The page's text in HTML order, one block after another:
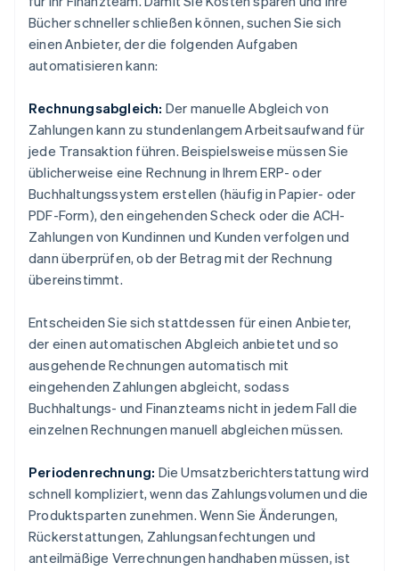
Bücher schneller schließen können, suchen Sie sich
einen Anbieter, der die folgenden Aufgaben
automatisieren kann:
Rechnungsabgleich: Der manuelle Abgleich von
Zahlungen kann zu stundenlangem Arbeitsaufwand für
jede Transaktion führen. Beispielsweise müssen Sie
üblicherweise eine Rechnung in Ihrem ERP- oder
Buchhaltungssystem erstellen (häufig in Papier- oder
PDF-Form), den eingehenden Scheck oder die ACH-
Zahlungen von Kundinnen und Kunden verfolgen und
dann überprüfen, ob der Betrag mit der Rechnung
übereinstimmt.
Entscheiden Sie sich stattdessen für einen Anbieter,
der einen automatischen Abgleich anbietet und so
ausgehende Rechnungen automatisch mit
eingehenden Zahlungen abgleicht, sodass
Buchhaltungs- und Finanzteams nicht in jedem Fall die
einzelnen Rechnungen manuell abgleichen müssen.
Periodenrechnung: Die Umsatzberichterstattung wird
schnell kompliziert, wenn das Zahlungsvolumen und die
Produktsparten zunehmen. Wenn Sie Änderungen,
Rückerstattungen, Zahlungsanfechtungen und
anteilmäßige Verrechnungen handhaben müssen, ist